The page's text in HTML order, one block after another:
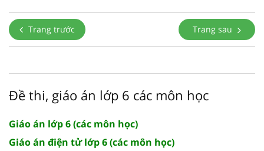
Trang trước Trang sau
Đề thi, giáo án lớp 6 các môn học
Giáo án lớp 6 (các môn học)
Giáo án điện tử lớp 6 (các môn học)